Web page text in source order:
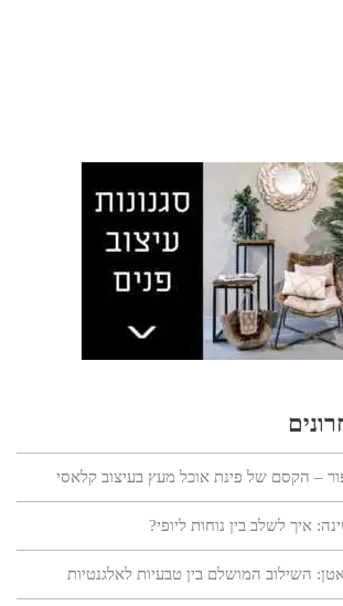
– הקסם של פינת אוכל מעץ בעיצוב קלאסי
איך לשלב בין נוחות ליופי?
השילוב המושלם בין טבעיות לאלגנטיות